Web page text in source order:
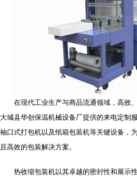
在现代工业生产与商品流通领域，高效
大城县华创保温机械设备厂提供的来电定制
袖口式打包机以及纸箱包装机等关键设备，
且高效的包装解决方案。
热收缩包装机以其卓越的密封性和展示